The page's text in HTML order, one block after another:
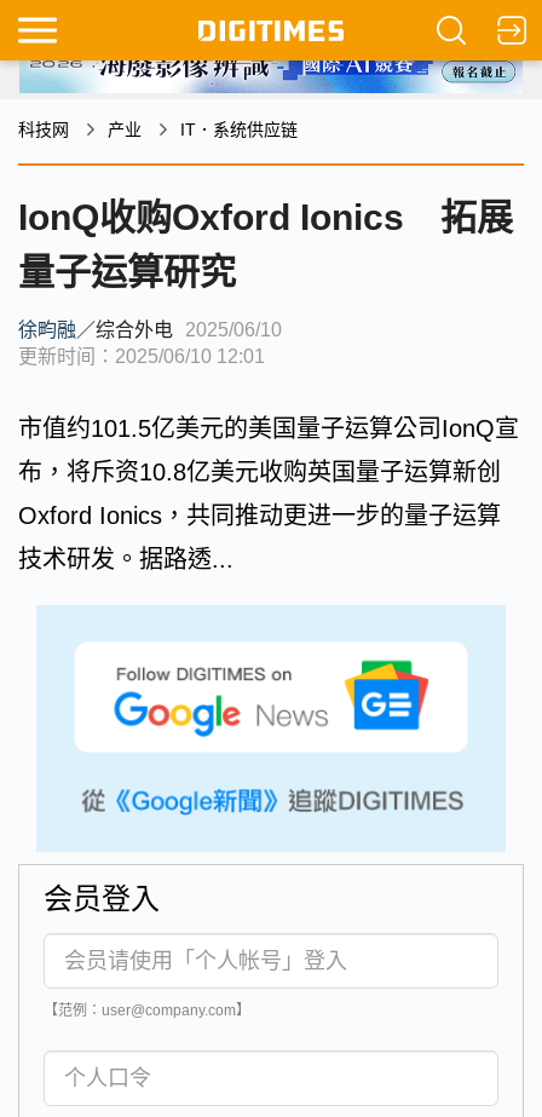
科技网 产业 IT．系统供应链
IonQ收购Oxford Ionics 拓展
量子运算研究
徐畇融／综合外电
2025/06/10
更新时间：2025/06/10 12:01
市值约101.5亿美元的美国量子运算公司IonQ宣
布，将斥资10.8亿美元收购英国量子运算新创
Oxford Ionics，共同推动更进一步的量子运算
技术研发。据路透...
会员登入
【范例：user@company.com】